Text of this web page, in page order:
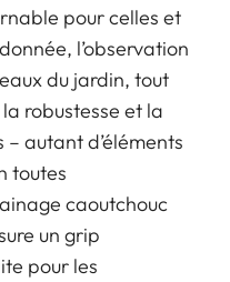
pour celles et
l’observation
du jardin, tout
robustesse et la
autant d’éléments
toutes
caoutchouc
un grip
pour les